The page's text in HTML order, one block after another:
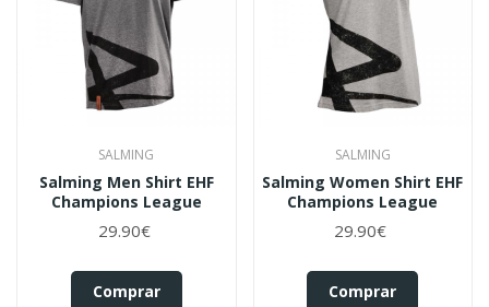
SALMING
Salming Men Shirt EHF
Champions League
29.90€
Comprar
SALMING
Salming Women Shirt EHF
Champions League
29.90€
Comprar